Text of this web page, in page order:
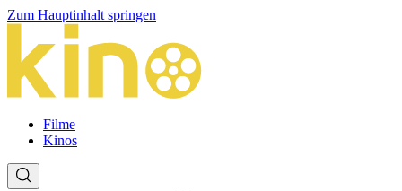
Zum Hauptinhalt springen
Filme
Kinos